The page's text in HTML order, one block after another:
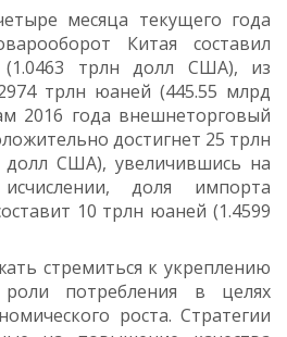
месяца текущего года
Китая составил
трлн долл США), из
трлн юаней (445.55 млрд
2016 года внешнеторговый
достигнет 25 трлн
США), увеличившись на
доля импорта
10 трлн юаней (1.4599
стремиться к укреплению
роли потребления в целях
роста. Стратегии